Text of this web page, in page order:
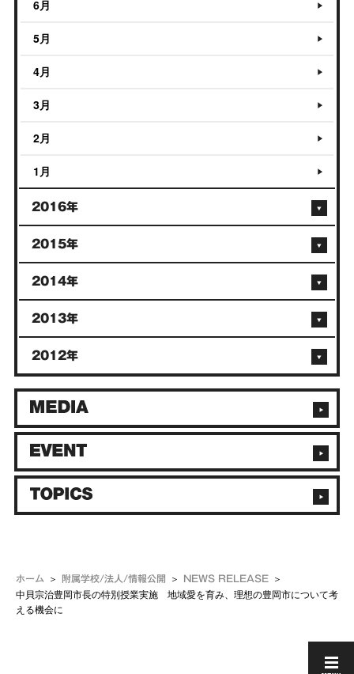
ホーム 附属学校/法人/情報公開 NEWS RELEASE
中貝宗治豊岡市長の特別授業実施 地域愛を育み、理想の豊岡市について考
える機会に
6月
5月
4月
3月
2月
1月
2016年
2015年
2014年
2013年
2012年